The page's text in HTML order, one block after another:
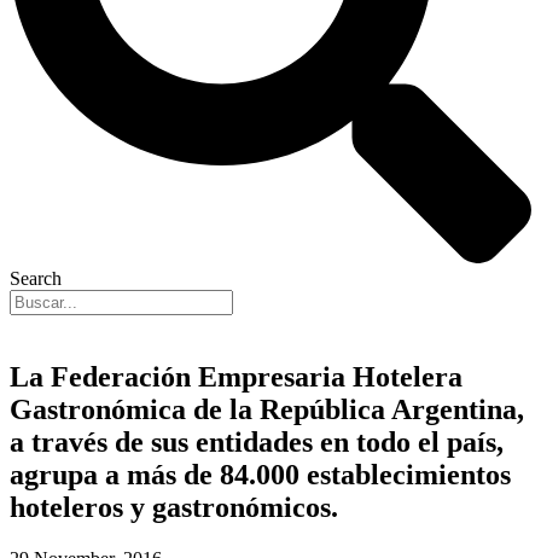
Search
La Federación Empresaria Hotelera
Gastronómica de la República Argentina,
a través de sus entidades en todo el país,
agrupa a más de 84.000 establecimientos
hoteleros y gastronómicos.